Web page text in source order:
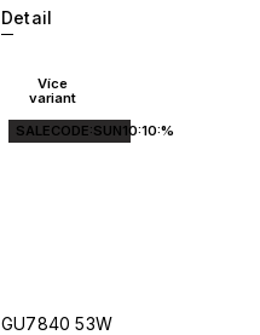
Detail
Více
variant
SALECODE:SUN10:10:%
GU7840 53W